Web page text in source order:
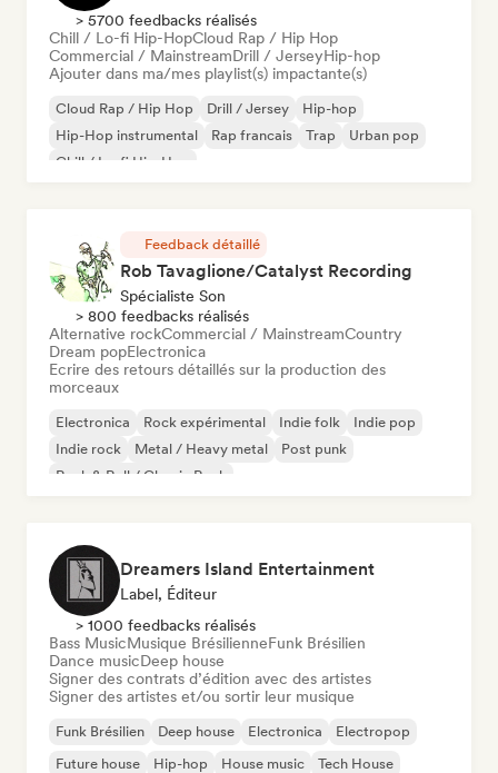
> 5700 feedbacks réalisés
Chill / Lo-fi Hip-HopCloud Rap / Hip Hop
Commercial / MainstreamDrill / JerseyHip-hop
Ajouter dans ma/mes playlist(s) impactante(s)
Cloud Rap / Hip Hop Drill / Jersey
Hip-hop
Hip-Hop instrumental
Rap francais Trap
Urban pop
Chill / Lo-fi Hip-Hop
Feedback détaillé
Rob Tavaglione/Catalyst Recording
Spécialiste Son
> 800 feedbacks réalisés
Alternative rockCommercial / MainstreamCountry
Dream popElectronica
Ecrire des retours détaillés sur la production des
morceaux
Electronica Rock expérimental Indie folk
Indie pop
Indie rock
Metal / Heavy metal
Post punk
Rock & Roll / Classic Rock
Dreamers Island Entertainment
Label, Éditeur
> 1000 feedbacks réalisés
Bass MusicMusique BrésilienneFunk Brésilien
Dance musicDeep house
Signer des contrats d’édition avec des artistes
Signer des artistes et/ou sortir leur musique
Funk Brésilien Deep house Electronica
Electropop
Future house
Hip-hop House music Tech House